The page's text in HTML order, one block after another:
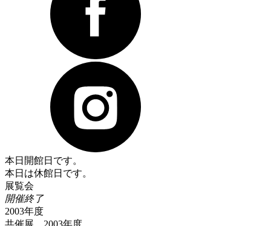
本日開館日です。
本日は休館日です。
展覧会
開催終了
2003年度
共催展 2003年度